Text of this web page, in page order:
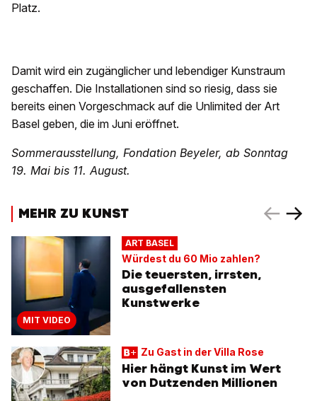
Platz.
Damit wird ein zugänglicher und lebendiger Kunstraum
geschaffen. Die Installationen sind so riesig, dass sie
bereits einen Vorgeschmack auf die Unlimited der Art
Basel geben, die im Juni eröffnet.
Sommerausstellung, Fondation Beyeler, ab Sonntag
19. Mai bis 11. August.
MEHR ZU KUNST
MIT VIDEO
ART BASEL
Würdest du 60 Mio zahlen?
Die teuersten, irrsten,
ausgefallensten
Kunstwerke
Zu Gast in der Villa Rose
Hier hängt Kunst im Wert
von Dutzenden Millionen